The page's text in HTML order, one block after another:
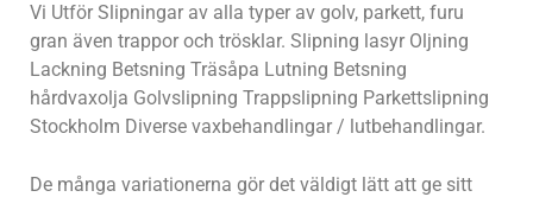
Vi Utför Slipningar av alla typer av golv, parkett, furu
gran även trappor och trösklar. Slipning lasyr Oljning
Lackning Betsning Träsåpa Lutning Betsning
hårdvaxolja Golvslipning Trappslipning Parkettslipning
Stockholm Diverse vaxbehandlingar / lutbehandlingar.
De många variationerna gör det väldigt lätt att ge sitt